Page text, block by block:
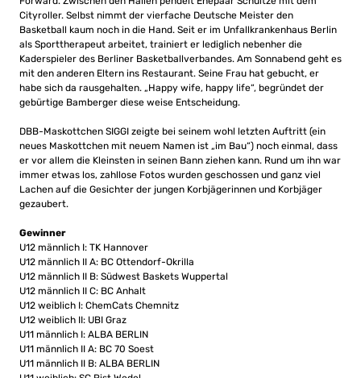
Cityroller. Selbst nimmt der vierfache Deutsche Meister den
Basketball kaum noch in die Hand. Seit er im Unfallkrankenhaus Berlin
als Sporttherapeut arbeitet, trainiert er lediglich nebenher die
Kaderspieler des Berliner Basketballverbandes. Am Sonnabend geht es
mit den anderen Eltern ins Restaurant. Seine Frau hat gebucht, er
habe sich da rausgehalten. „Happy wife, happy life“, begründet der
gebürtige Bamberger diese weise Entscheidung.
DBB-Maskottchen SIGGI zeigte bei seinem wohl letzten Auftritt (ein
neues Maskottchen mit neuem Namen ist „im Bau“) noch einmal, dass
er vor allem die Kleinsten in seinen Bann ziehen kann. Rund um ihn war
immer etwas los, zahllose Fotos wurden geschossen und ganz viel
Lachen auf die Gesichter der jungen Korbjägerinnen und Korbjäger
gezaubert.
Gewinner
U12 männlich I: TK Hannover
U12 männlich II A: BC Ottendorf-Okrilla
U12 männlich II B: Südwest Baskets Wuppertal
U12 männlich II C: BC Anhalt
U12 weiblich I: ChemCats Chemnitz
U12 weiblich II: UBI Graz
U11 männlich I: ALBA BERLIN
U11 männlich II A: BC 70 Soest
U11 männlich II B: ALBA BERLIN